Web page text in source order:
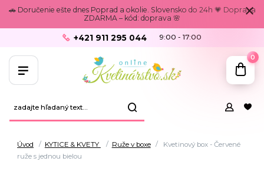
🚗 Doručenie ešte dnes Poprad a okolie. Slovensko do 24h 💗 Doprava
ZDARMA – kód: doprava 🌸
+421 911 295 044 9:00 - 17:00
0
Úvod KYTICE & KVETY Ruže v boxe
Kvetinový box - Červené
ruže s jednou bielou